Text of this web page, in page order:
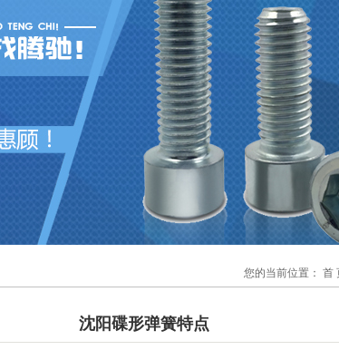
您的当前位置： 首
沈阳碟形弹簧特点